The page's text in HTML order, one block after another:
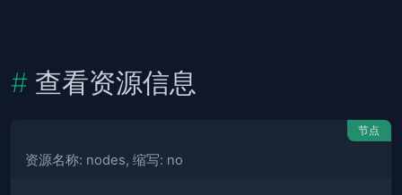
查看资源信息
节点
资源名称: nodes, 缩写: no